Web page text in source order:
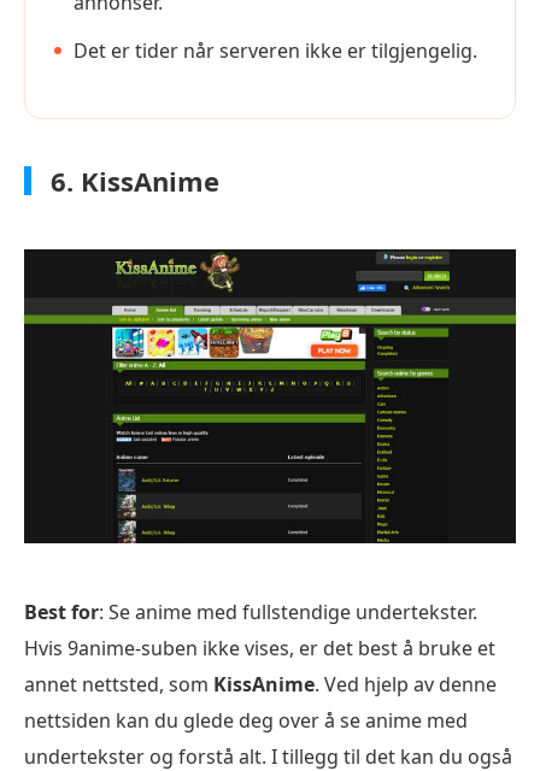
Det er tider når serveren ikke er tilgjengelig.
6. KissAnime
Best for: Se anime med fullstendige undertekster.
Hvis 9anime-suben ikke vises, er det best å bruke et
annet nettsted, som KissAnime. Ved hjelp av denne
nettsiden kan du glede deg over å se anime med
undertekster og forstå alt. I tillegg til det kan du også